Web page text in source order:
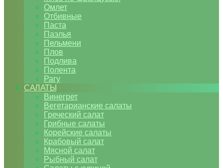
Омлет
Отбивные
Паста
Паэлья
Пельмени
Плов
Подлива
Полента
Рагу
САЛАТЫ
Винегрет
Вегетарианские салаты
Греческий салат
Грибные салаты
Корейские салаты
Крабовый салат
Мясной салат
Рыбный салат